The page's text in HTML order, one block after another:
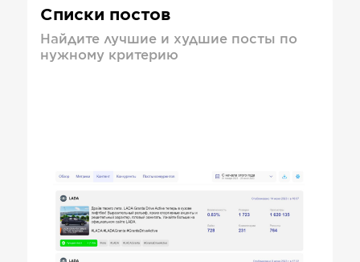
Списки постов
Найдите лучшие и худшие посты по
нужному критерию